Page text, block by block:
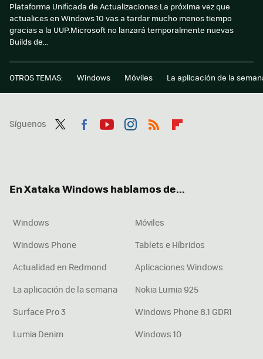
Plataforma Unificada de Actualizaciones:La próxima vez que
actualices en Windows 10 vas a tardar mucho menos tiempo
gracias a la UUP.Microsoft no lanzará temporalmente nuevas
Builds de...
OTROS TEMAS: Windows Móviles La aplicación de la
Síguenos
En Xataka Windows hablamos de...
Windows
Móviles
Windows Phone
Tablets e Híbridos
Actualidad en Redmond
Aplicaciones Windows
La aplicación de la semana
Nokia Lumia 925
Surface Pro 3
Windows Phone 8.1 GDR1
Lumia Denim
Windows 10